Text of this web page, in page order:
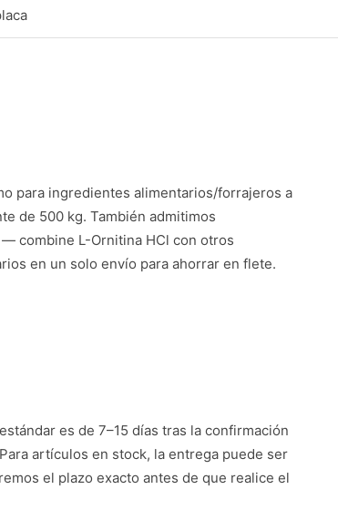
para ingredientes alimentarios/forrajeros a
de 500 kg. También admitimos
combine L-Ornitina HCl con otros
en un solo envío para ahorrar en flete.
es de 7–15 días tras la confirmación
artículos en stock, la entrega puede ser
el plazo exacto antes de que realice el